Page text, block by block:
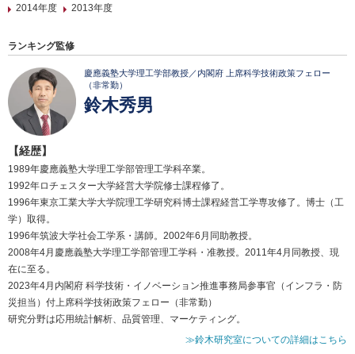
2014年度
2013年度
ランキング監修
慶應義塾大学理工学部教授／内閣府 上席科学技術政策フェロー
（非常勤）
鈴木秀男
【経歴】
1989年慶應義塾大学理工学部管理工学科卒業。
1992年ロチェスター大学経営大学院修士課程修了。
1996年東京工業大学大学院理工学研究科博士課程経営工学専攻修了。博士（工
学）取得。
1996年筑波大学社会工学系・講師。2002年6月同助教授。
2008年4月慶應義塾大学理工学部管理工学科・准教授。2011年4月同教授、現
在に至る。
2023年4月内閣府 科学技術・イノベーション推進事務局参事官（インフラ・防
災担当）付上席科学技術政策フェロー（非常勤）
研究分野は応用統計解析、品質管理、マーケティング。
≫鈴木研究室についての詳細はこちら